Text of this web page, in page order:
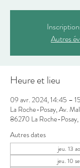
Autres
Heure et lieu
09 avr. 2024, 14:45 –
La Roche-Posay, Av.
86270 La Roche-Posay,
Autres dates
jeu. 13
jeu. 10